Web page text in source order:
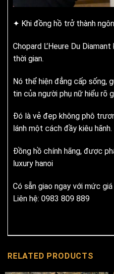
✦ Khi đồng hồ trở thành
Chopard L’Heure Du
thời gian.
Nó thể hiện đẳng cấp sống,
tin của người phụ nữ hiểu rõ
Đó là vẻ đẹp không phô
lánh một cách đầy kiêu hãnh.
Đồng hồ chính hãng, được
luxury hanoi
Có sẵn giao ngay với mức
Liên hệ: 0983 809 889
RELATED PRODUCTS